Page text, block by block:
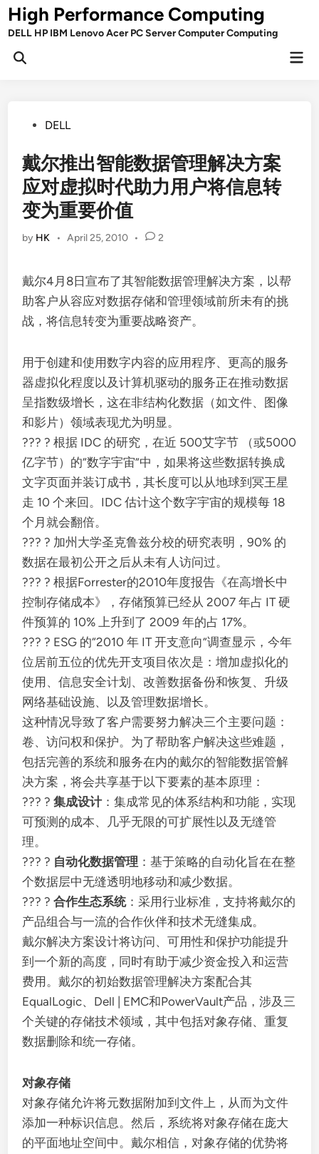
Skip
toHigh Performance Computing
DELL HP IBM Lenovo Acer PC Server Computer Computing
Open
PostedDELL
戴尔推出智能数据管理解决方案
应对虚拟时代助力用户将信息转
变为重要价值
by HK • April 25, 2010 • 2
戴尔4月8日宣布了其智能数据管理解决方案，以帮
助客户从容应对数据存储和管理领域前所未有的挑
战，将信息转变为重要战略资产。
用于创建和使用数字内容的应用程序、更高的服务
器虚拟化程度以及计算机驱动的服务正在推动数据
呈指数级增长，这在非结构化数据（如文件、图像
和影片）领域表现尤为明显。
??? ? 根据 IDC 的研究，在近 500艾字节 （或5000
亿字节）的“数字宇宙”中，如果将这些数据转换成
文字页面并装订成书，其长度可以从地球到冥王星
走 10 个来回。IDC 估计这个数字宇宙的规模每 18
个月就会翻倍。
??? ? 加州大学圣克鲁兹分校的研究表明，90% 的
数据在最初公开之后从未有人访问过。
??? ? 根据Forrester的2010年度报告《在高增长中
控制存储成本》，存储预算已经从 2007 年占 IT 硬
件预算的 10% 上升到了 2009 年的占 17%。
??? ? ESG 的“2010 年 IT 开支意向”调查显示，今年
位居前五位的优先开支项目依次是：增加虚拟化的
使用、信息安全计划、改善数据备份和恢复、升级
网络基础设施、以及管理数据增长。
这种情况导致了客户需要努力解决三个主要问题：
卷、访问权和保护。为了帮助客户解决这些难题，
包括完善的系统和服务在内的戴尔的智能数据管解
决方案，将会共享基于以下要素的基本原理：
??? ?集成设计：集成常见的体系结构和功能，实现
可预测的成本、几乎无限的可扩展性以及无缝管
理。
??? ? 自动化数据管理 ：基于策略的自动化旨在在整
个数据层中无缝透明地移动和减少数据。
??? ?合作生态系统：采用行业标准，支持将戴尔的
产品组合与一流的合作伙伴和技术无缝集成。
戴尔解决方案设计将访问、可用性和保护功能提升
到一个新的高度，同时有助于减少资金投入和运营
费用。戴尔的初始数据管理解决方案配合其
EqualLogic、Dell | EMC和PowerVault产品，涉及三
个关键的存储技术领域，其中包括对象存储、重复
数据删除和统一存储。
对象存储
对象存储允许将元数据附加到文件上，从而为文件
添加一种标识信息。然后，系统将对象存储在庞大
的平面地址空间中。戴尔相信，对象存储的优势将